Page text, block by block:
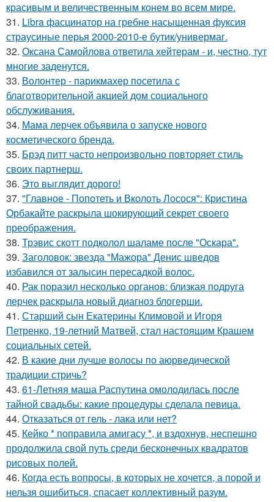
красивым и величественным конем во всем мире.
31. Libra фасцинатор на гребне насыщенная фуксия
страусиные перья 2000-2010-е бутик/универмаг.
32. Оксана Самойлова ответила хейтерам - и, честно, тут
многие заденутся.
33. Волонтер - парикмахер посетила с
благотворительной акцией дом социального
обслуживания.
34. Мама лерчек объявила о запуске нового
косметического бренда.
35. Брэд питт часто непроизвольно повторяет стиль
своих партнерш.
36. Это выглядит дорого!
37. "Главное - Попотеть и Вколоть Лосося": Кристина
Орбакайте раскрыла шокирующий секрет своего
преображения.
38. Трэвис скотт подколол шаламе после "Оскара".
39. Заголовок: звезда "Мажора" Денис шведов
избавился от залысин пересадкой волос.
40. Рак поразил несколько органов: близкая подруга
лерчек раскрыла новый диагноз блогерши.
41. Старший сын Екатерины Климовой и Игоря
Петренко, 19-летний Матвей, стал настоящим Крашем
социальных сетей.
42. В какие дни лучше волосы по аюрведической
традиции стричь?
43. 61-Летняя маша Распутина омолодилась после
тайной свадьбы: какие процедуры сделала певица.
44. Отказаться от гель - лака или нет?
45. Кейко * поправила амигасу *, и вздохнув, неспешно
продолжила свой путь среди бесконечных квадратов
рисовых полей.
46. Когда есть вопросы, в которых не хочется, а порой и
нельзя ошибиться, спасает коллективный разум.